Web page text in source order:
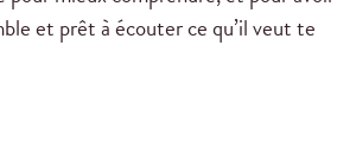
et prêt à écouter ce qu’il veut te